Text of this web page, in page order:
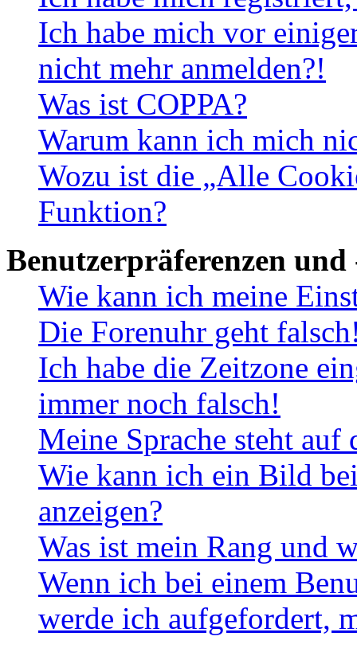
Ich habe mich vor
nicht mehr anmelden?!
Was ist COPPA?
Warum kann ich mich
Wozu ist die „Alle
Funktion?
Benutzerpräferenzen und
Wie kann ich meine
Die Forenuhr geht
Ich habe die Zeitzone
immer noch falsch!
Meine Sprache steht
Wie kann ich ein Bild
anzeigen?
Was ist mein Rang und
Wenn ich bei einem
werde ich aufgefordert,